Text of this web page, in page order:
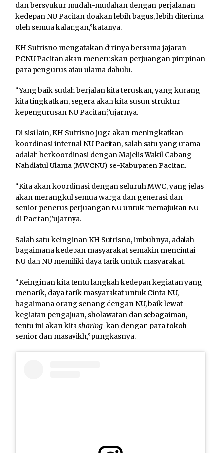
dan bersyukur mudah-mudahan dengan perjalanan
kedepan NU Pacitan doakan lebih bagus, lebih diterima
oleh semua kalangan,”katanya.
KH Sutrisno mengatakan dirinya bersama jajaran
PCNU Pacitan akan meneruskan perjuangan pimpinan
para pengurus atau ulama dahulu.
“Yang baik sudah berjalan kita teruskan, yang kurang
kita tingkatkan, segera akan kita susun struktur
kepengurusan NU Pacitan,”ujarnya.
Di sisi lain, KH Sutrisno juga akan meningkatkan
koordinasi internal NU Pacitan, salah satu yang utama
adalah berkoordinasi dengan Majelis Wakil Cabang
Nahdlatul Ulama (MWCNU) se-Kabupaten Pacitan.
“Kita akan koordinasi dengan seluruh MWC, yang jelas
akan merangkul semua warga dan generasi dan
senior penerus perjuangan NU untuk memajukan NU
di Pacitan,”ujarnya.
Salah satu keinginan KH Sutrisno, imbuhnya, adalah
bagaimana kedepan masyarakat semakin mencintai
NU dan NU memiliki daya tarik untuk masyarakat.
“Keinginan kita tentu langkah kedepan kegiatan yang
menarik, daya tarik masyarakat untuk Cinta NU,
bagaimana orang senang dengan NU, baik lewat
kegiatan pengajuan, sholawatan dan sebagaiman,
tentu ini akan kitasharing-kan dengan para tokoh
senior dan masayikh,”pungkasnya.